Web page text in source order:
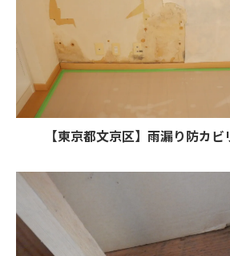
【東京都文京区】雨漏り防カ